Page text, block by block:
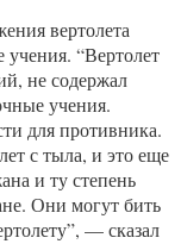
вертолета
“Вертолет
не содержал
учения.
для противника.
с тыла, и это еще
и ту степень
Они могут бить
— сказал